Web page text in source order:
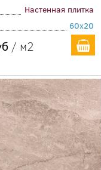
Настенная плитка
60x20
/ м2